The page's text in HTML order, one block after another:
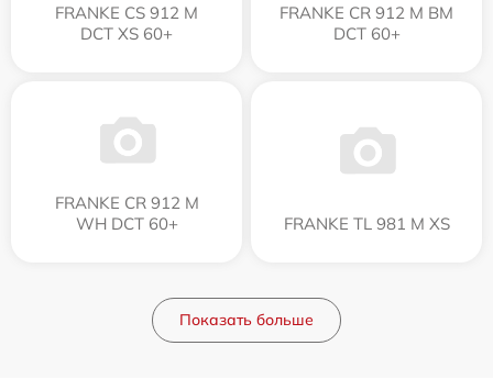
FRANKE CS 912 M
DCT XS 60+
FRANKE CR 912 M BM
DCT 60+
FRANKE CR 912 M
WH DCT 60+
FRANKE TL 981 M XS
Показать больше